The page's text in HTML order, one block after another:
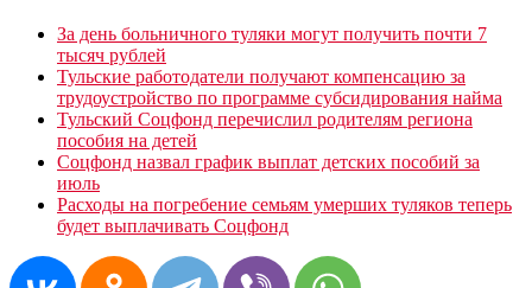
За день больничного туляки могут получить почти 7
тысяч рублей
Тульские работодатели получают компенсацию за
трудоустройство по программе субсидирования найма
Тульский Соцфонд перечислил родителям региона
пособия на детей
Соцфонд назвал график выплат детских пособий за
июль
Расходы на погребение семьям умерших туляков теперь
будет выплачивать Соцфонд